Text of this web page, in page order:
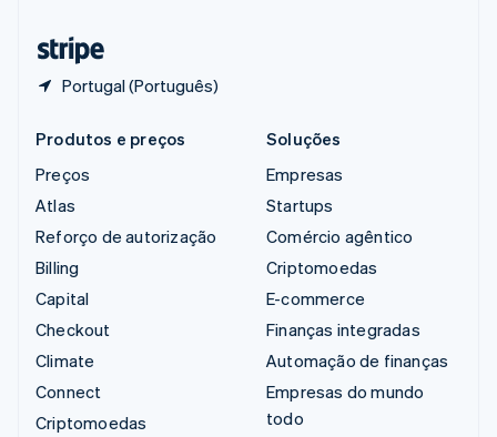
Portugal (Português)
Produtos e preços
Preços
Atlas
Reforço de autorização
Billing
Capital
Checkout
Climate
Connect
Criptomoedas
Soluções
Empresas
Startups
Comércio agêntico
Criptomoedas
E-commerce
Finanças integradas
Automação de finanças
Empresas do mundo
todo